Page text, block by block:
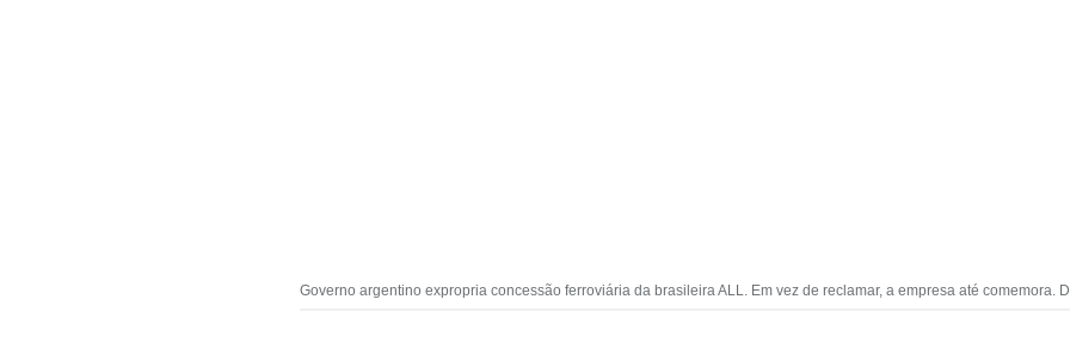
Governo argentino expropria concessão ferroviária da brasileira ALL. Em vez de reclamar, a empresa até comemora.